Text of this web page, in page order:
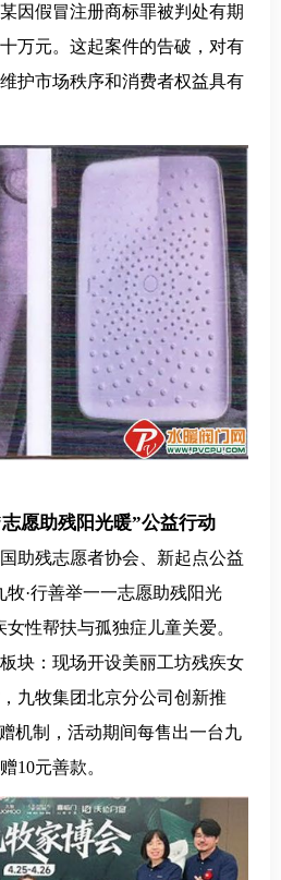
因假冒注册商标罪被判处有期
万元。这起案件的告破，对有
护市场秩序和消费者权益具有
愿助残阳光暖”公益行动
助残志愿者协会、新起点公益
·行善举一一志愿助残阳光
性帮扶与孤独症儿童关爱。
块：现场开设美丽工坊残疾女
九牧集团北京分公司创新推
机制，活动期间每售出一台九
10元善款。